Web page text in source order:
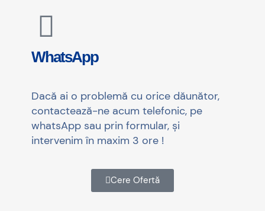
WhatsApp
Dacă ai o problemă cu orice dăunător,
contactează-ne acum telefonic, pe
whatsApp sau prin formular, și
intervenim în maxim 3 ore !
Cere Ofertă